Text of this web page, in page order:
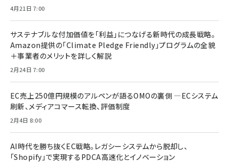
4月21日 7:00
サステナブルな付加価値を「利益」につなげる新時代の成長戦略。
Amazon提供の「Climate Pledge Friendly」プログラムの全貌
＋事業者のメリットを詳しく解説
2月24日 7:00
EC売上250億円規模のアルペンが語るOMOの裏側 ―ECシステム
刷新、メディアコマース転換、評価制度
2月4日 8:00
AI時代を勝ち抜くEC戦略。レガシーシステムから脱却し、
「Shopify」で実現するPDCA高速化とイノベーション